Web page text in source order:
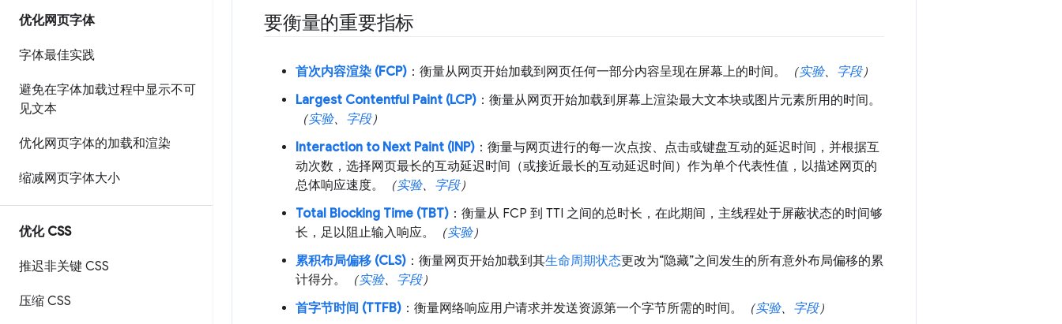
优化网页字体
字体最佳实践
避免在字体加载过程中显示不可
见文本
优化网页字体的加载和渲染
缩减网页字体大小
优化 CSS
推迟非关键 CSS
压缩 CSS
要衡量的重要指标
首次内容渲染 (FCP) ：衡量从网页开始加载到网页任何一部分内容呈现在屏幕上的时间。 （实验、 字段）
Largest Contentful Paint (LCP) ：衡量从网页开始加载到屏幕上渲染最大文本块或图片元素所用的时间。
（实验、 字段）
Interaction to Next Paint (INP) ：衡量与网页进行的每一次点按、点击或键盘互动的延迟时间，并根据互
动次数，选择网页最长的互动延迟时间（或接近最长的互动延迟时间）作为单个代表性值，以描述网页的
总体响应速度。
（实验、 字段）
Total Blocking Time (TBT) ：衡量从 FCP 到 TTI 之间的总时长，在此期间，主线程处于屏蔽状态的时间够
长，足以阻止输入响应。
（实验）
累积布局偏移 (CLS) ：衡量网页开始加载到其生命周期状态更改为“隐藏”之间发生的所有意外布局偏移的累
计得分。
（实验、 字段）
首字节时间 (TTFB) ：衡量网络响应用户请求并发送资源第一个字节所需的时间。 （实验、 字段）